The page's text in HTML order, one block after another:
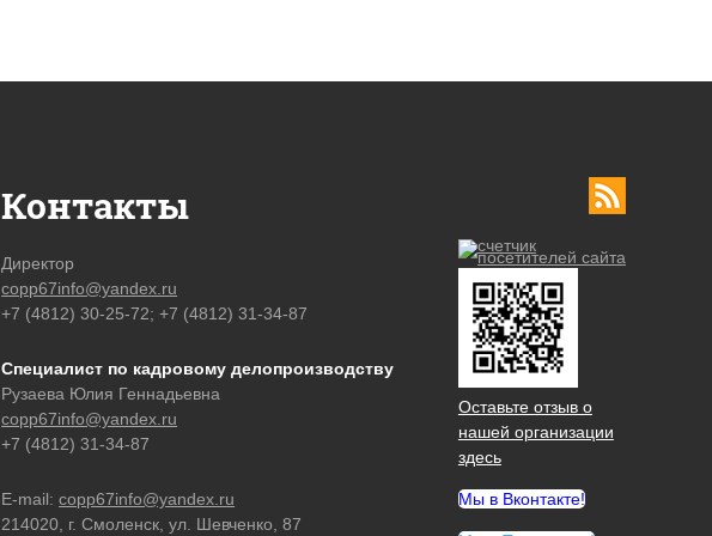
Оставьте отзыв о
нашей организации
здесь
Мы в Вконтакте!
Контакты
Директор
copp67info@yandex.ru
+7 (4812) 30-25-72; +7 (4812) 31-34-87
Специалист по кадровому делопроизводству
Рузаева Юлия Геннадьевна
copp67info@yandex.ru
+7 (4812) 31-34-87
E-mail:copp67info@yandex.ru
214020, г. Смоленск, ул. Шевченко, 87